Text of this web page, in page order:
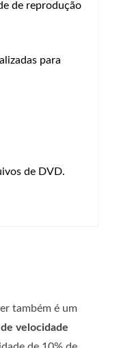
de reprodução
para
de DVD.
também é um
velocidade